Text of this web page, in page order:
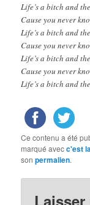
Life’s a bitch and
Cause you never
Life’s a bitch and
Cause you never
Life’s a bitch and
Cause you never
Life’s a bitch and
Ce contenu a été
marqué avecc'est
sonpermalien.